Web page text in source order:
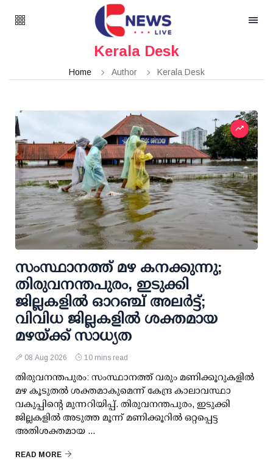
Kerala Desk
Home Author Kerala Desk
സംസ്ഥാനത്ത് മഴ കനക്കുന്നു;
തിരുവനന്തപുരം, ഇടുക്കി
ജില്ലകളിൽ ഓറഞ്ച് അലർട്ട്;
വിവിധ ജില്ലകളിൽ ശക്തമായ
മഴയ്ക്ക് സാധ്യത
08 Aug 2026 10 mins read
തിരുവനന്തപുരം: സംസ്ഥാനത്ത് വരും മണിക്കൂറുകളിൽ
മഴ കൂടുതൽ ശക്തമാകുമെന്ന് കേന്ദ്ര കാലാവസ്ഥാ
വകുപ്പിന്റെ മുന്നറിയിപ്പ്. തിരുവനന്തപുരം, ഇടുക്കി
ജില്ലകളിൽ അടുത്ത മൂന്ന് മണിക്കൂറിൽ ഒറ്റപ്പെട്ട
അതിശക്തമായ ...
READ MORE